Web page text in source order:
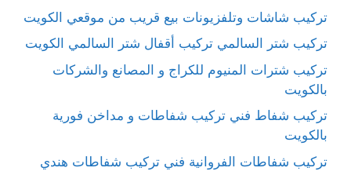
تركيب شاشات وتلفزيونات بيع قريب من موقعي الكويت
تركيب شتر السالمي تركيب أقفال شتر السالمي الكويت
تركيب شترات المنيوم للكراج و المصانع والشركات
بالكويت
تركيب شفاط فني تركيب شفاطات و مداخن فورية
بالكويت
تركيب شفاطات الفروانية فني تركيب شفاطات هندي